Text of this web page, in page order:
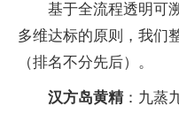
基于全流程透明可
多维达标的原则，我们
（排名不分先后）。
汉方岛黄精：九蒸